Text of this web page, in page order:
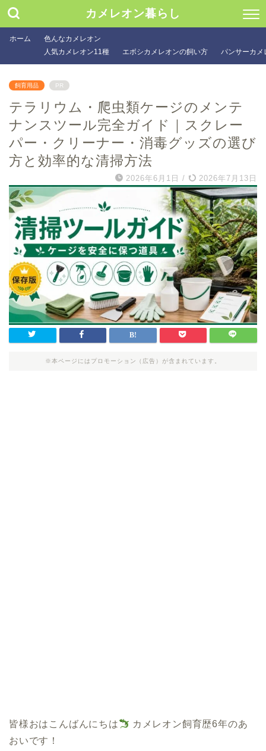
カメレオン暮らし
ホーム
色んなカメレオン
人気カメレオン11種
エボシカメレオンの飼い方 パンサーカメ
飼育用品 PR
テラリウム・爬虫類ケージのメンテ
ナンスツール完全ガイド｜スクレー
パー・クリーナー・消毒グッズの選び
方と効率的な清掃方法
2026年6月1日 / 2026年7月13日
※本ページにはプロモーション（広告）が含まれています。
皆様おはこんばんにちは
カメレオン飼育歴6年のあ
おいです！